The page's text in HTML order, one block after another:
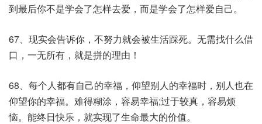
到最后你不是学会了怎样去爱，而是学会了怎样爱自己。
67、现实会告诉你，不努力就会被生活踩死。无需找什么借
口，一无所有，就是拼的理由！
68、每个人都有自己的幸福，仰望别人的幸福时，别人也在
仰望你的幸福。难得糊涂，容易幸福;过于较真，容易烦
恼。能终日快乐，就实现了生命最大的价值。